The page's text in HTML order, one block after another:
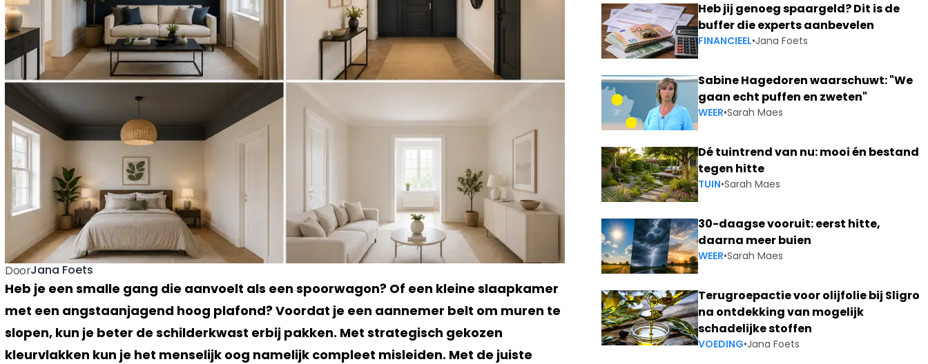
DoorJana Foets
Heb je een smalle gang die aanvoelt als een spoorwagon? Of een kleine slaapkamer
met een angstaanjagend hoog plafond? Voordat je een aannemer belt om muren te
slopen, kun je beter de schilderkwast erbij pakken. Met strategisch gekozen
kleurvlakken kun je het menselijk oog namelijk compleet misleiden. Met de juiste
Heb jij genoeg spaargeld? Dit is de
buffer die experts aanbevelen
FINANCIEEL•Jana Foets
Sabine Hagedoren waarschuwt: "We
gaan echt puffen en zweten"
WEER•Sarah Maes
Dé tuintrend van nu: mooi én bestand
tegen hitte
TUIN•Sarah Maes
30-daagse vooruit: eerst hitte,
daarna meer buien
WEER•Sarah Maes
Terugroepactie voor olijfolie bij Sligro
na ontdekking van mogelijk
schadelijke stoffen
VOEDING•Jana Foets